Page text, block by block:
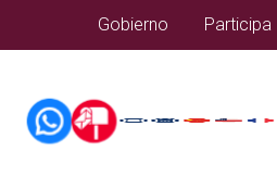
alumnos/plantilla_tecnmSalida del comando:
Gobierno Participa